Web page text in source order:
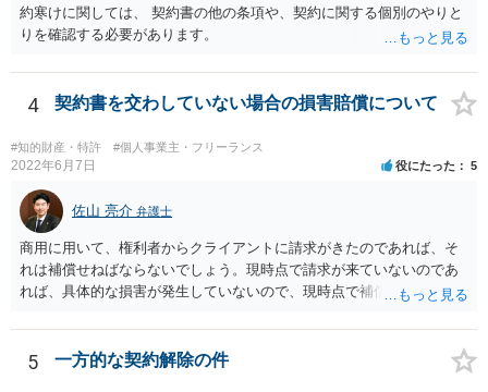
約寒けに関しては、 契約書の他の条項や、契約に関する個別のやりと
りを確認する必要があります。
4 契約書を交わしていない場合の損害賠償について
#知的財産・特許 #個人事業主・フリーランス
2022年6月7日 役にたった 5
佐山 亮介 弁護士
商用に用いて、権利者からクライアントに請求がきたのであれば、そ
れは補償せねばならないでしょう。現時点で請求が来ていないのであ
れば、具体的な損害が発生していないので、現時点で補償の必要はあ
補償し、その補償分を損害として外注先に賠償請求することになるで
しょう。
5 一方的な契約解除の件